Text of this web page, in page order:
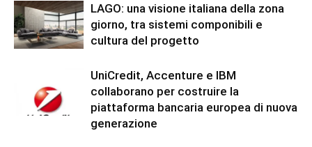
LAGO: una visione italiana della zona
giorno, tra sistemi componibili e
cultura del progetto
UniCredit, Accenture e IBM
collaborano per costruire la
piattaforma bancaria europea di nuova
generazione